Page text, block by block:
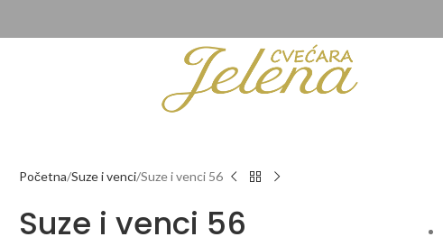
Početna Suze i venci Suze i venci 56
Suze i venci 56